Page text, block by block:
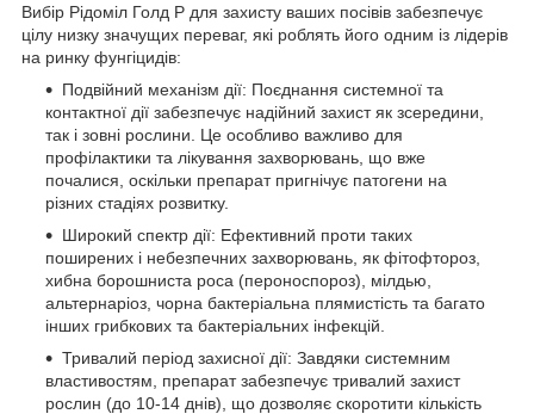
Вибір Рідоміл Голд Р для захисту ваших посівів забезпечує
цілу низку значущих переваг, які роблять його одним із лідерів
на ринку фунгіцидів:
Подвійний механізм дії: Поєднання системної та
контактної дії забезпечує надійний захист як зсередини,
так і зовні рослини. Це особливо важливо для
профілактики та лікування захворювань, що вже
почалися, оскільки препарат пригнічує патогени на
різних стадіях розвитку.
Широкий спектр дії: Ефективний проти таких
поширених і небезпечних захворювань, як фітофтороз,
хибна борошниста роса (пероноспороз), мілдью,
альтернаріоз, чорна бактеріальна плямистість та багато
інших грибкових та бактеріальних інфекцій.
Тривалий період захисної дії: Завдяки системним
властивостям, препарат забезпечує тривалий захист
рослин (до 10-14 днів), що дозволяє скоротити кількість